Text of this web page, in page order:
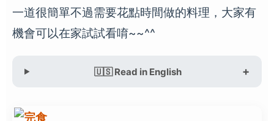
一道很簡單不過需要花點時間做的料理，大家有
機會可以在家試試看唷~~^^
🇺🇸 Read in English